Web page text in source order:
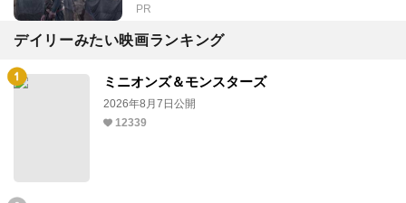
PR
デイリーみたい映画ランキング
ミニオンズ＆モンスターズ
2026年8月7日公開
12339